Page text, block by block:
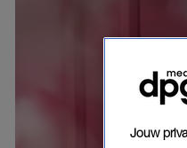
Jouw